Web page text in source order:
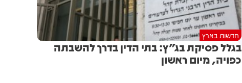
חדשות בארץ
בגלל פסיקת בג"ץ: בתי הדין בדרך להשבתה
כפויה, מיום ראשון